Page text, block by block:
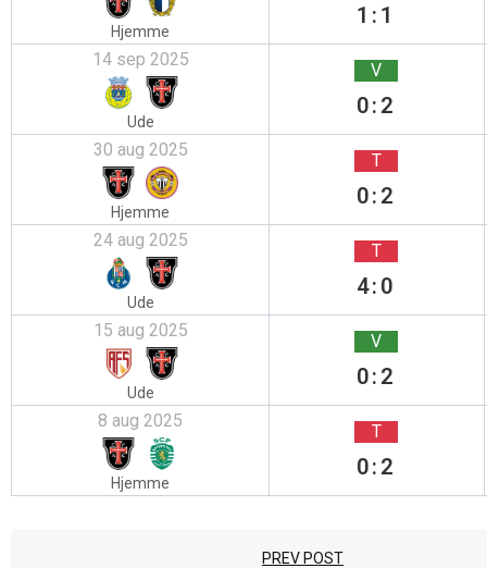
Hjemme
1:1
14 sep 2025
Ude
V
0:2
30 aug 2025
Hjemme
T
0:2
24 aug 2025
Ude
T
4:0
15 aug 2025
Ude
V
0:2
8 aug 2025
Hjemme
T
0:2
PREV POST